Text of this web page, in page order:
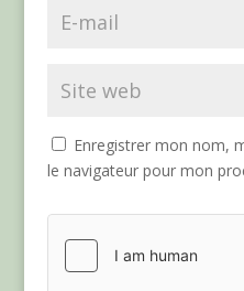
Enregistrer mon nom,
le navigateur pour mon